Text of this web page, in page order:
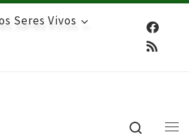
Seres Vivos
Search